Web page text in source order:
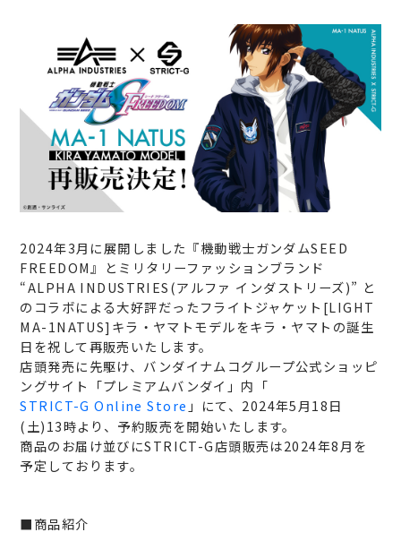
2024年3月に展開しました『機動戦士ガンダムSEED
FREEDOM』とミリタリーファッションブランド
“ALPHA INDUSTRIES(アルファ インダストリーズ)” と
のコラボによる大好評だったフライトジャケット[LIGHT
MA-1NATUS]キラ・ヤマトモデルをキラ・ヤマトの誕生
日を祝して再販売いたします。
店頭発売に先駆け、バンダイナムコグループ公式ショッピ
ングサイト「プレミアムバンダイ」内「
STRICT-G Online Store 」にて、2024年5月18日
(土)13時より、予約販売を開始いたします。
商品のお届け並びにSTRICT-G店頭販売は2024年8月を
予定しております。
■商品紹介